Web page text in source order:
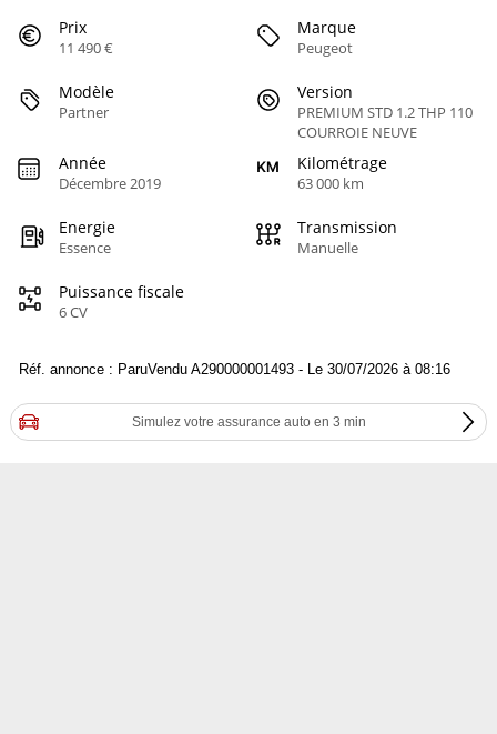
Prix
11 490 €
Marque
Peugeot
Modèle
Partner
Version
PREMIUM STD 1.2 THP 110
COURROIE NEUVE
Année
Décembre 2019
Kilométrage
63 000 km
Energie
Essence
Transmission
Manuelle
Puissance fiscale
6 CV
Réf. annonce : ParuVendu A290000001493 - Le 30/07/2026 à 08:16
Simulez votre assurance auto en 3 min